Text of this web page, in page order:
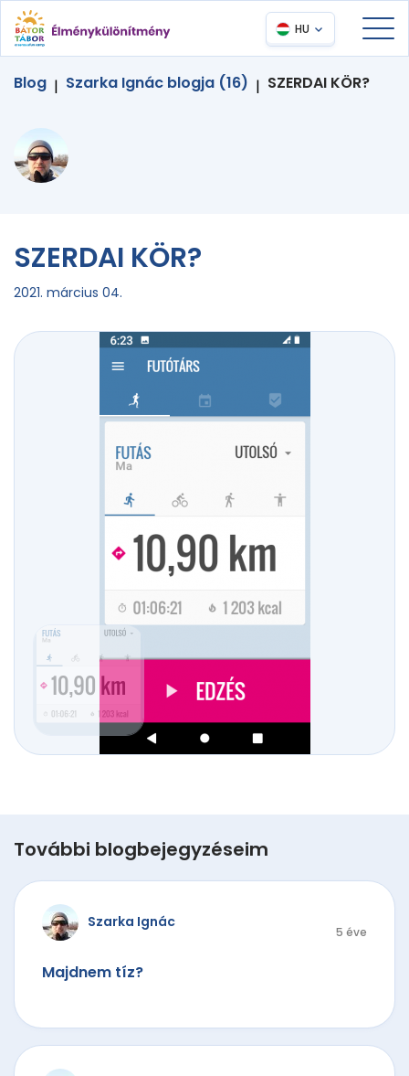
HU
Blog | Szarka Ignác blogja (16) | SZERDAI KÖR?
SZERDAI KÖR?
2021. március 04.
További blogbejegyzéseim
Szarka Ignác
5 éve
Majdnem tíz?